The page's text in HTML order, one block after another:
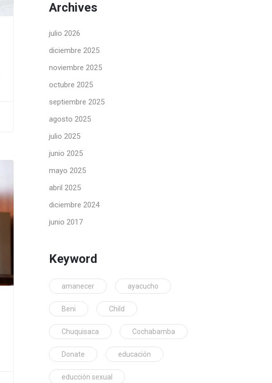
Archives
julio 2026
diciembre 2025
noviembre 2025
octubre 2025
septiembre 2025
agosto 2025
julio 2025
junio 2025
mayo 2025
abril 2025
diciembre 2024
junio 2017
Keyword
amanecer ayacucho
Beni Child
Chuquisaca Cochabamba
Donate educación
educción sexual